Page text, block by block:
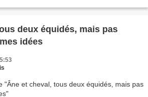
deux équidés, mais pas
idées